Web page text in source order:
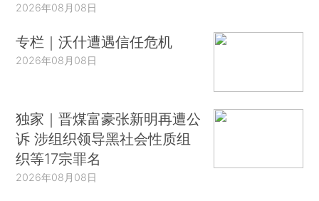
2026年08月08日
专栏｜沃什遭遇信任危机
2026年08月08日
独家｜晋煤富豪张新明再遭公
诉 涉组织领导黑社会性质组
织等17宗罪名
2026年08月08日